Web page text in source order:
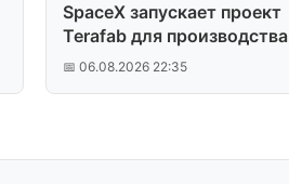
SpaceX запускает проект
Terafab для производства
чипов
📅 06.08.2026 22:35